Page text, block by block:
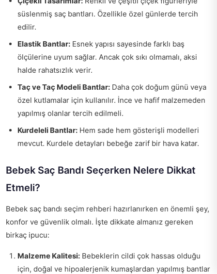
süslenmiş saç bantları. Özellikle özel günlerde tercih
edilir.
Elastik Bantlar: Esnek yapısı sayesinde farklı baş
ölçülerine uyum sağlar. Ancak çok sıkı olmamalı, aksi
halde rahatsızlık verir.
Taç ve Taç Modeli Bantlar: Daha çok doğum günü veya
özel kutlamalar için kullanılır. İnce ve hafif malzemeden
yapılmış olanlar tercih edilmeli.
Kurdeleli Bantlar: Hem sade hem gösterişli modelleri
mevcut. Kurdele detayları bebeğe zarif bir hava katar.
Bebek Saç Bandı Seçerken Nelere Dikkat
Etmeli?
Bebek saç bandı seçim rehberi hazırlanırken en önemli şey,
konfor ve güvenlik olmalı. İşte dikkate almanız gereken
birkaç ipucu:
Malzeme Kalitesi: Bebeklerin cildi çok hassas olduğu
için, doğal ve hipoalerjenik kumaşlardan yapılmış bantlar